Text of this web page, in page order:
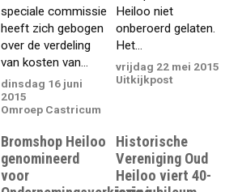
speciale commissie
heeft zich gebogen
over de verdeling
van kosten van...
dinsdag 16 juni
2015
Omroep Castricum
Heiloo niet
onberoerd gelaten.
Het...
vrijdag 22 mei 2015
Uitkijkpost
Bromshop Heiloo
genomineerd
voor
Historische
Vereniging Oud
Heiloo viert 40-